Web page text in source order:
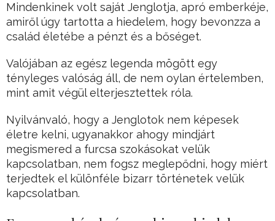
Mindenkinek volt saját Jenglotja, apró emberkéje,
amiről úgy tartotta a hiedelem, hogy bevonzza a
család életébe a pénzt és a bőséget.
Valójában az egész legenda mögött egy
tényleges valóság áll, de nem oylan értelemben,
mint amit végül elterjesztettek róla.
Nyilvánvaló, hogy a Jenglotok nem képesek
életre kelni, ugyanakkor ahogy mindjárt
megismered a furcsa szokásokat velük
kapcsolatban, nem fogsz meglepődni, hogy miért
terjedtek el különféle bizarr történetek velük
kapcsolatban.